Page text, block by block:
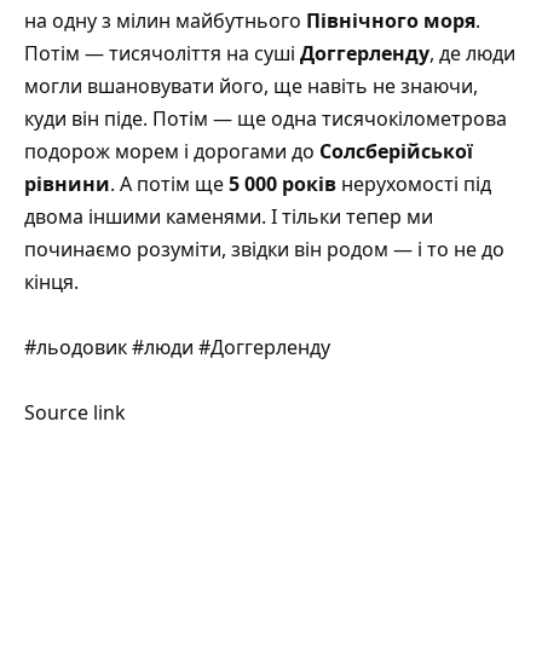
на одну з мілин майбутнього Північного моря.
Потім — тисячоліття на суші Доггерленду, де люди
могли вшановувати його, ще навіть не знаючи,
куди він піде. Потім — ще одна тисячокілометрова
подорож морем і дорогами до Солсберійської
рівнини. А потім ще5 000 років нерухомості під
двома іншими каменями. І тільки тепер ми
починаємо розуміти, звідки він родом — і то не до
кінця.
#льодовик #люди #Доггерленду
Source link